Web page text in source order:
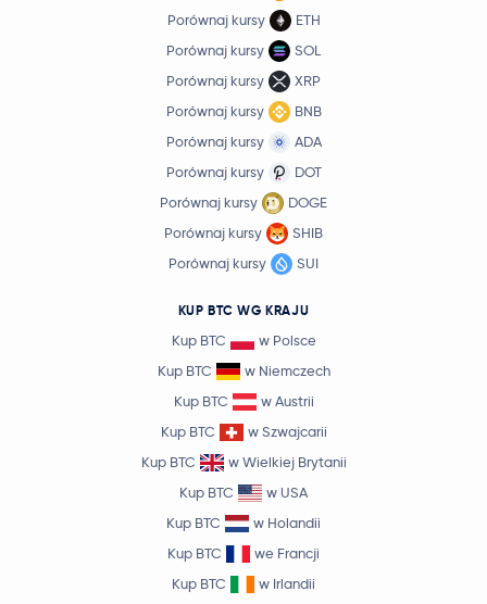
Porównaj kursy
ETH
Porównaj kursy
SOL
Porównaj kursy
XRP
Porównaj kursy
BNB
Porównaj kursy
ADA
Porównaj kursy
DOT
Porównaj kursy
DOGE
Porównaj kursy
SHIB
Porównaj kursy
SUI
KUP BTC WG KRAJU
Kup BTC
w Polsce
Kup BTC
w Niemczech
Kup BTC
w Austrii
Kup BTC
w Szwajcarii
Kup BTC
w Wielkiej Brytanii
Kup BTC
w USA
Kup BTC
w Holandii
Kup BTC
we Francji
Kup BTC
w Irlandii